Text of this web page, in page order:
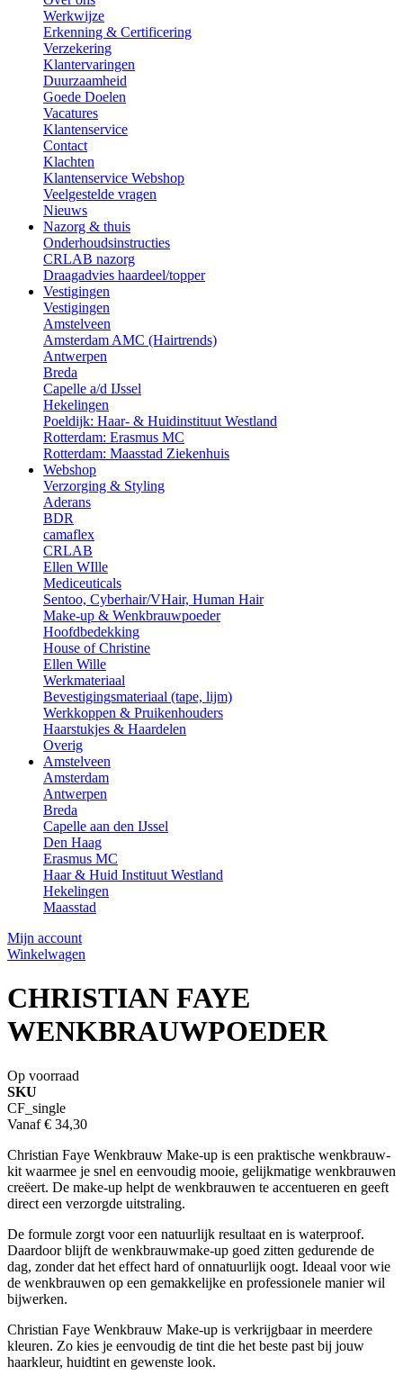
Werkwijze
Erkenning & Certificering
Verzekering
Klantervaringen
Duurzaamheid
Goede Doelen
Vacatures
Klantenservice
Contact
Klachten
Klantenservice Webshop
Veelgestelde vragen
Nieuws
Nazorg & thuis
Onderhoudsinstructies
CRLAB nazorg
Draagadvies haardeel/topper
Vestigingen
Vestigingen
Amstelveen
Amsterdam AMC (Hairtrends)
Antwerpen
Breda
Capelle a/d IJssel
Hekelingen
Poeldijk: Haar- & Huidinstituut Westland
Rotterdam: Erasmus MC
Rotterdam: Maasstad Ziekenhuis
Webshop
Verzorging & Styling
Aderans
BDR
camaflex
CRLAB
Ellen WIlle
Mediceuticals
Sentoo, Cyberhair/VHair, Human Hair
Make-up & Wenkbrauwpoeder
Hoofdbedekking
House of Christine
Ellen Wille
Werkmateriaal
Bevestigingsmateriaal (tape, lijm)
Werkkoppen & Pruikenhouders
Haarstukjes & Haardelen
Overig
Amstelveen
Amsterdam
Antwerpen
Breda
Capelle aan den IJssel
Den Haag
Erasmus MC
Haar & Huid Instituut Westland
Hekelingen
Maasstad
Mijn account
Winkelwagen
CHRISTIAN FAYE
WENKBRAUWPOEDER
Op voorraad
SKU
CF_single
Vanaf € 34,30
Christian Faye Wenkbrauw Make-up is een praktische wenkbrauw-
kit waarmee je snel en eenvoudig mooie, gelijkmatige wenkbrauwen
creëert. De make-up helpt de wenkbrauwen te accentueren en geeft
direct een verzorgde uitstraling.
De formule zorgt voor een natuurlijk resultaat en is waterproof.
Daardoor blijft de wenkbrauwmake-up goed zitten gedurende de
dag, zonder dat het effect hard of onnatuurlijk oogt. Ideaal voor wie
de wenkbrauwen op een gemakkelijke en professionele manier wil
bijwerken.
Christian Faye Wenkbrauw Make-up is verkrijgbaar in meerdere
kleuren. Zo kies je eenvoudig de tint die het beste past bij jouw
haarkleur, huidtint en gewenste look.